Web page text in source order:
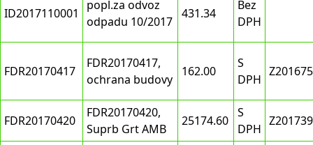
ID2017110001
popl.za odvoz
odpadu 10/2017
431.34
Bez
DPH
FDR20170417
FDR20170417,
ochrana budovy
162.00
S
DPH
FDR20170420
FDR20170420,
Suprb Grt AMB
25174.60
S
DPH